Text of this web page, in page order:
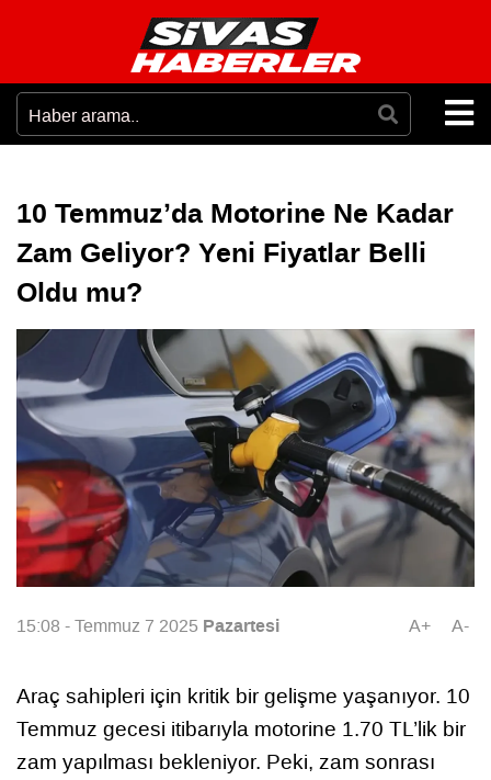
10 Temmuz’da Motorine Ne Kadar
Zam Geliyor? Yeni Fiyatlar Belli
Oldu mu?
15:08 - Temmuz 7 2025 Pazartesi A+ A-
Araç sahipleri için kritik bir gelişme yaşanıyor. 10
Temmuz gecesi itibarıyla motorine 1.70 TL’lik bir
zam yapılması bekleniyor. Peki, zam sonrası